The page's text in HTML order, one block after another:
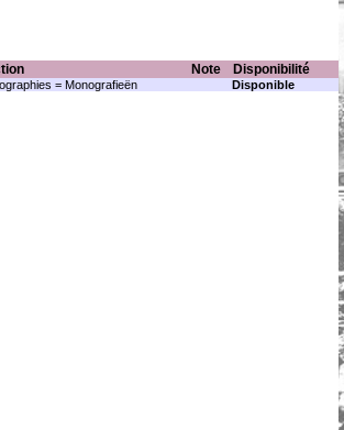
Note Disponibilité
= Monografieën Disponible